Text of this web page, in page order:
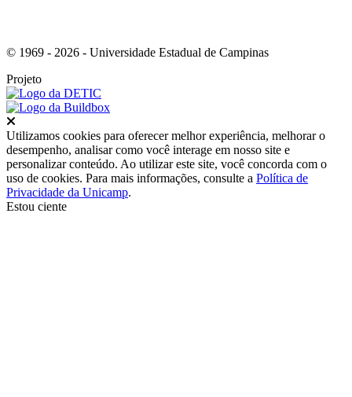
© 1969 - 2026 - Universidade Estadual de Campinas
Projeto
Utilizamos cookies para oferecer melhor experiência, melhorar o
desempenho, analisar como você interage em nosso site e
personalizar conteúdo. Ao utilizar este site, você concorda com o
uso de cookies. Para mais informações, consulte a Política de
Privacidade da Unicamp.
Estou ciente